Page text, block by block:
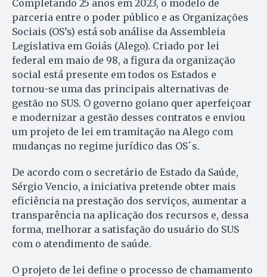
Completando 25 anos em 2023, o modelo de
parceria entre o poder público e as Organizações
Sociais (OS’s) está sob análise da Assembleia
Legislativa em Goiás (Alego). Criado por lei
federal em maio de 98, a figura da organização
social está presente em todos os Estados e
tornou-se uma das principais alternativas de
gestão no SUS. O governo goiano quer aperfeiçoar
e modernizar a gestão desses contratos e enviou
um projeto de lei em tramitação na Alego com
mudanças no regime jurídico das OS´s.
De acordo com o secretário de Estado da Saúde,
Sérgio Vencio, a iniciativa pretende obter mais
eficiência na prestação dos serviços, aumentar a
transparência na aplicação dos recursos e, dessa
forma, melhorar a satisfação do usuário do SUS
com o atendimento de saúde.
O projeto de lei define o processo de chamamento